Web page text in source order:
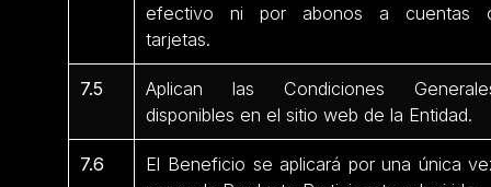
efectivo ni por abonos a cuentas
tarjetas.
7.5
Aplican las Condiciones
disponibles en el sitio web de la Entidad.
7.6
El Beneficio se aplicará por una única